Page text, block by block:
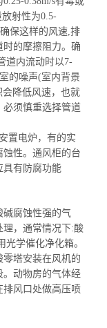
射性为0.5-
保这样的风速,排
的摩擦阻力。确
道内流动时以7-
的噪声(室内背景
会降低风速，也就
必须慎重选择管道
置电炉，有的实
性。通风柜的台
具有防腐功能
碱腐蚀性强的气
理，通常情况下:酸
学催化净化箱。
零塔安装在风机的
。动物房的气体经
排风口处做高压喷